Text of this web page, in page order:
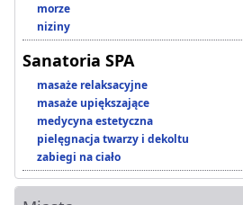
morze
niziny
Sanatoria SPA
masaże relaksacyjne
masaże upiększające
medycyna estetyczna
pielęgnacja twarzy i dekoltu
zabiegi na ciało